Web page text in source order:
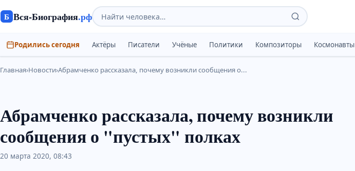
Б Вся-Биография.рф
Родились сегодня Актёры Писатели Учёные Политики Композиторы Космонавты
Главная›Новости›Абрамченко рассказала, почему возникли сообщения о...
Абрамченко рассказала, почему возникли
сообщения о "пустых" полках
20 марта 2020, 08:43